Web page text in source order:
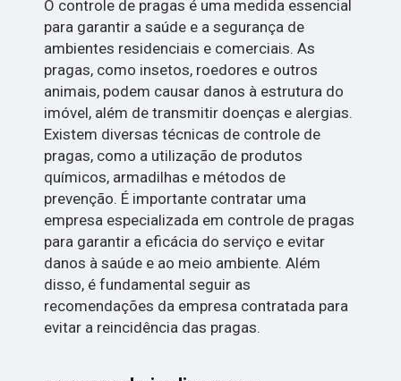
O controle de pragas é uma medida essencial
para garantir a saúde e a segurança de
ambientes residenciais e comerciais. As
pragas, como insetos, roedores e outros
animais, podem causar danos à estrutura do
imóvel, além de transmitir doenças e alergias.
Existem diversas técnicas de controle de
pragas, como a utilização de produtos
químicos, armadilhas e métodos de
prevenção. É importante contratar uma
empresa especializada em controle de pragas
para garantir a eficácia do serviço e evitar
danos à saúde e ao meio ambiente. Além
disso, é fundamental seguir as
recomendações da empresa contratada para
evitar a reincidência das pragas.